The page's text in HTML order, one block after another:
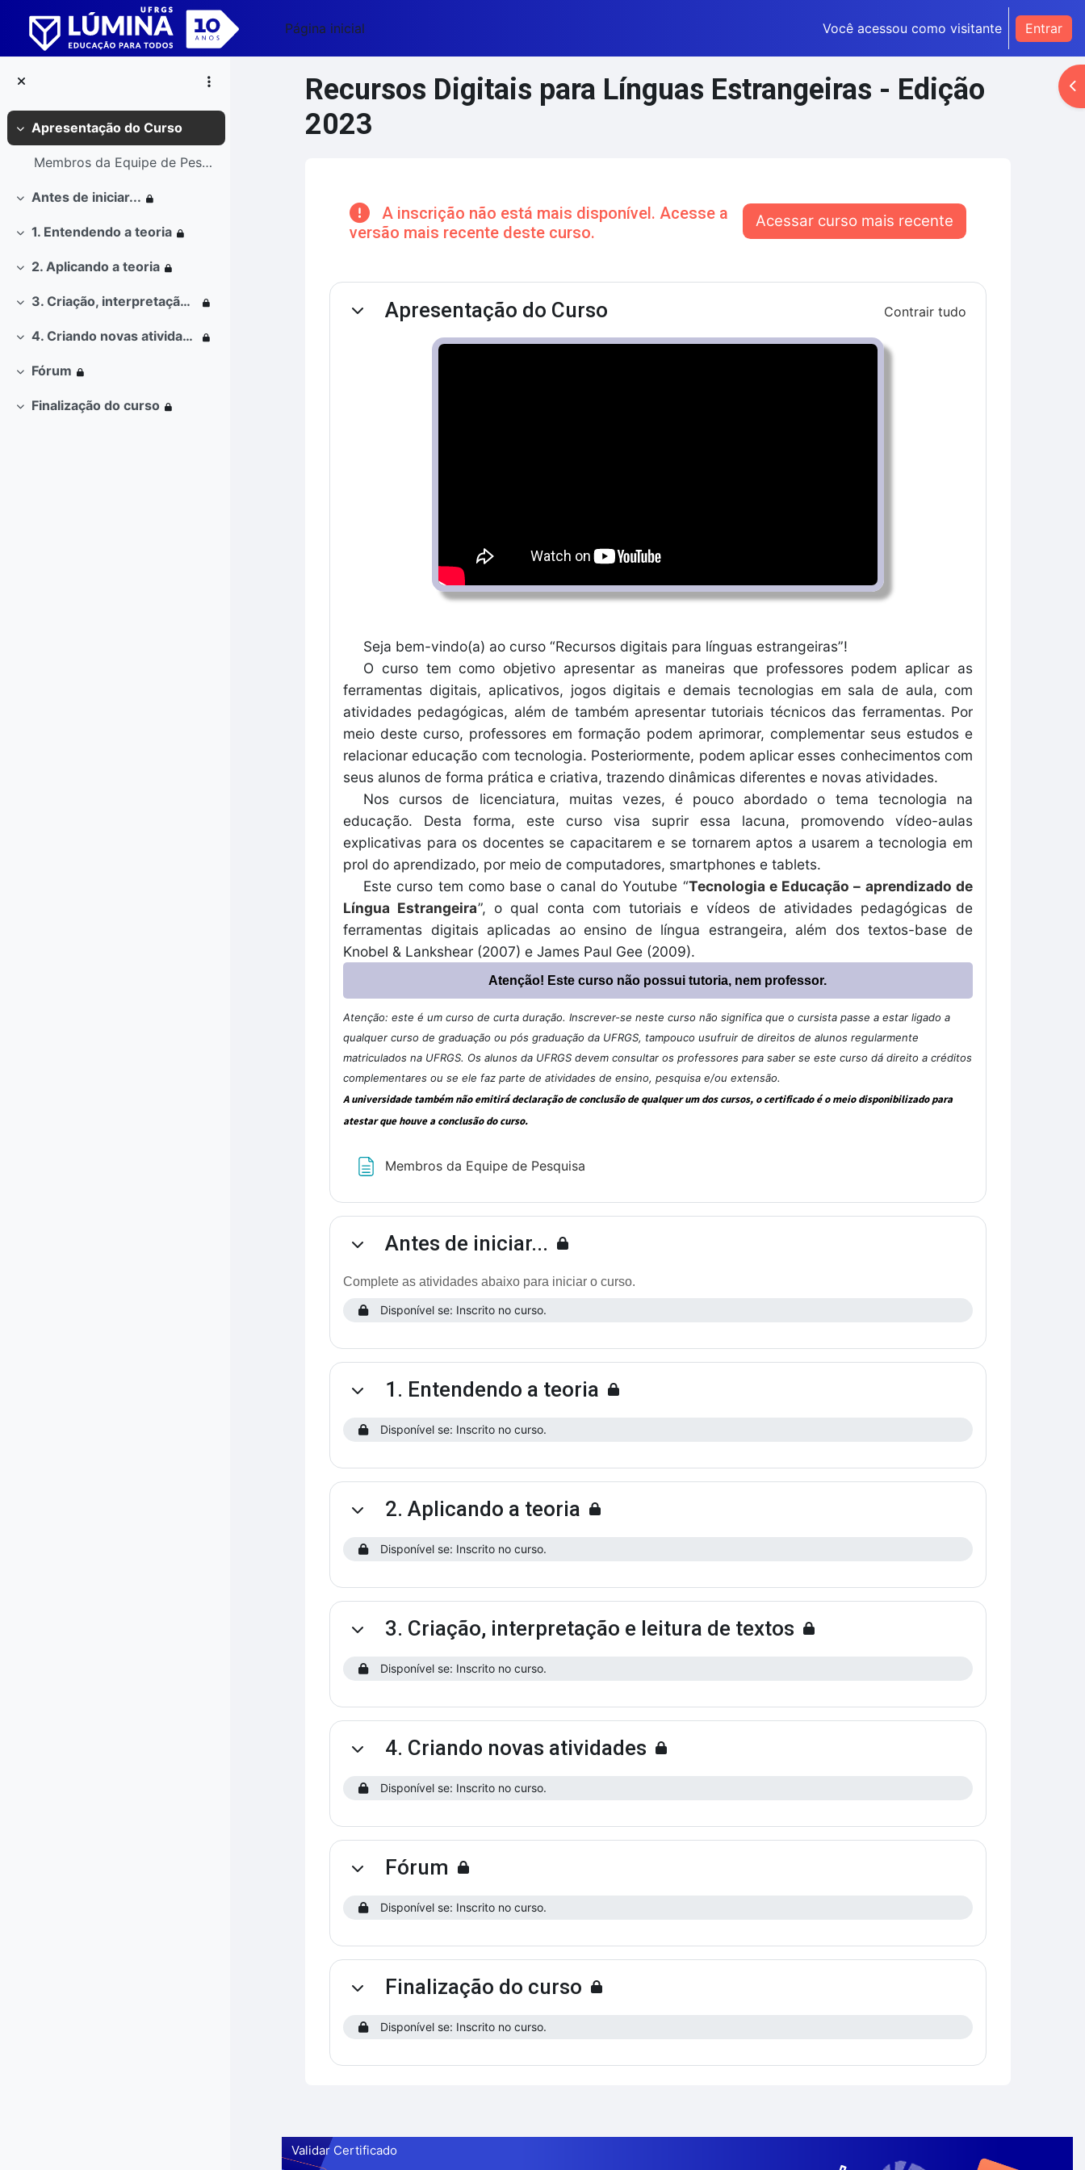
Ir para o conteúdo principal
Página inicial
Você acessou como visitante Entrar
Contrair
Apresentação do Curso
Membros da Equipe de Pesquisa
Contrair
Antes de iniciar...
Contrair
1. Entendendo a teoria
Contrair
2. Aplicando a teoria
Contrair
3. Criação, interpretação e leitura de textos
Contrair
4. Criando novas atividades
Contrair
Fórum
Contrair
Finalização do curso
Recursos Digitais para Línguas Estrangeiras - Edição
2023
A inscrição não está mais disponível. Acesse a
versão mais recente deste curso.
Acessar curso mais recente
Contorno da seção
ContrairApresentação do Curso Contrair tudo
Seja bem-vindo(a) ao curso “Recursos digitais para línguas estrangeiras”!
O curso tem como objetivo apresentar as maneiras que professores podem aplicar as
ferramentas digitais, aplicativos, jogos digitais e demais tecnologias em sala de aula, com
atividades pedagógicas, além de também apresentar tutoriais técnicos das ferramentas. Por
meio deste curso, professores em formação podem aprimorar, complementar seus estudos e
relacionar educação com tecnologia. Posteriormente, podem aplicar esses conhecimentos com
seus alunos de forma prática e criativa, trazendo dinâmicas diferentes e novas atividades.
Nos cursos de licenciatura, muitas vezes, é pouco abordado o tema tecnologia na
educação. Desta forma, este curso visa suprir essa lacuna, promovendo vídeo-aulas
explicativas para os docentes se capacitarem e se tornarem aptos a usarem a tecnologia em
prol do aprendizado, por meio de computadores, smartphones e tablets.
Este curso tem como base o canal do Youtube “Tecnologia e Educação – aprendizado de
Língua Estrangeira”, o qual conta com tutoriais e vídeos de atividades pedagógicas de
ferramentas digitais aplicadas ao ensino de língua estrangeira, além dos textos-base de
Knobel & Lankshear (2007) e James Paul Gee (2009).
Atenção! Este curso não possui tutoria, nem professor.
Atenção: este é um curso de curta duração. Inscrever-se neste curso não significa que o cursista passe a estar ligado a
qualquer curso de graduação ou pós graduação da UFRGS, tampouco usufruir de direitos de alunos regularmente
matriculados na UFRGS. Os alunos da UFRGS devem consultar os professores para saber se este curso dá direito a créditos
complementares ou se ele faz parte de atividades de ensino, pesquisa e/ou extensão.
A universidade também não emitirá declaração de conclusão de qualquer um dos cursos, o certificado é o meio disponibilizado para
atestar que houve a conclusão do curso.
Membros da Equipe de Pesquisa
ContrairAntes de iniciar...
Complete as atividades abaixo para iniciar o curso.
Disponível se: Inscrito no curso.
Contrair1. Entendendo a teoria
Disponível se: Inscrito no curso.
Contrair2. Aplicando a teoria
Disponível se: Inscrito no curso.
Contrair3. Criação, interpretação e leitura de textos
Disponível se: Inscrito no curso.
Contrair4. Criando novas atividades
Disponível se: Inscrito no curso.
ContrairFórum
Disponível se: Inscrito no curso.
ContrairFinalização do curso
Disponível se: Inscrito no curso.
Validar Certificado